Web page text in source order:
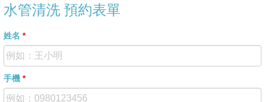
水管清洗 預約表單
姓名 *
手機 *